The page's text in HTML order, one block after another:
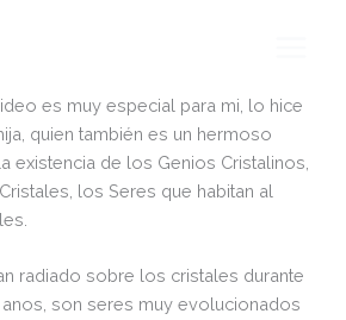
es muy especial para mi, lo hice
quien también es un hermoso
existencia de los Genios Cristalinos,
los Seres que habitan al
radiado sobre los cristales durante
son seres muy evolucionados